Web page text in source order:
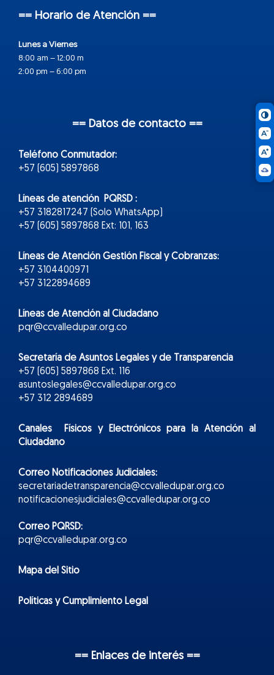
== Horario de Atención ==
Lunes a Viernes
8:00 am – 12:00 m
2:00 pm – 6:00 pm
== Datos de contacto ==
Teléfono Conmutador:
+57 (605) 5897868
Líneas de atención PQRSD :
+57 3182817247 (Solo WhatsApp)
+57 (605) 5897868 Ext: 101, 163
Líneas de Atención Gestión Fiscal y Cobranzas:
+57 3104400971
+57 3122894689
Líneas de Atención al Ciudadano
pqr@ccvalledupar.org.co
Secretaría de Asuntos Legales y de Transparencia
+57 (605) 5897868 Ext. 116
asuntoslegales@ccvalledupar.org.co
+57 312 2894689
Canales Físicos yElectrónicospara la Atención al
Ciudadano
Correo Notificaciones Judiciales:
secretariadetransparencia@ccvalledupar.org.co
notificacionesjudiciales@ccvalledupar.org.co
Correo PQRSD:
pqr@ccvalledupar.org.co
Mapa del Sitio
Políticas y Cumplimiento Legal
== Enlaces de interés ==